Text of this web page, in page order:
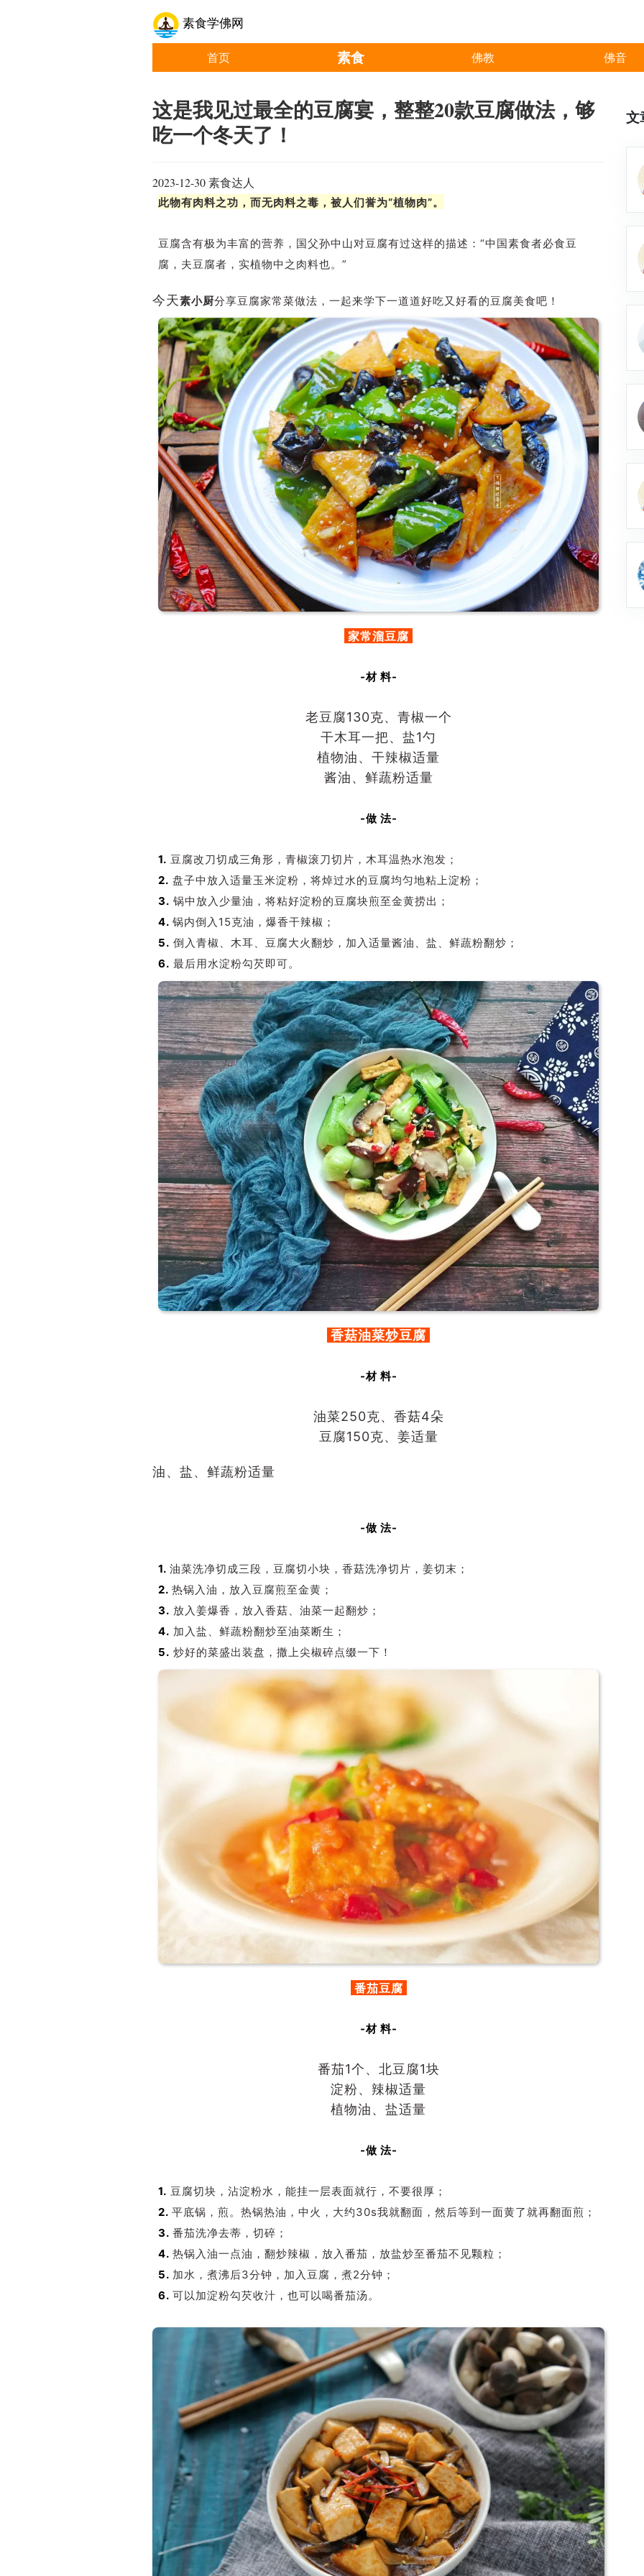
素食学佛网
首页 素食 佛教 佛音
这是我见过最全的豆腐宴，整整20款豆腐做法，够
吃一个冬天了！
2023-12-30素食达人
此物有肉料之功，而无肉料之毒，被人们誉为“植物肉”。
豆腐含有极为丰富的营养， 国父孙中山对豆腐有过这样的描述：“中国素食者必食豆
腐，夫豆腐者，实植物中之肉料也。”
今天素小厨分享豆腐家常菜做法，一起来学下一道道好吃又好看的豆腐美食吧！
家常溜豆腐
-材 料-
老豆腐130克、青椒一个
干木耳一把、盐1勺
植物油、干辣椒适量
酱油、鲜蔬粉适量
-做 法-
1. 豆腐改刀切成三角形，青椒滚刀切片，木耳温热水泡发；
2. 盘子中放入适量玉米淀粉，将焯过水的豆腐均匀地粘上淀粉；
3. 锅中放入少量油，将粘好淀粉的豆腐块煎至金黄捞出；
4. 锅内倒入15克油，爆香干辣椒；
5. 倒入青椒、木耳、豆腐大火翻炒，加入适量酱油、盐、鲜蔬粉翻炒；
6. 最后用水淀粉勾芡即可。
香菇油菜炒豆腐
-材 料-
油菜250克、香菇4朵
豆腐150克、姜适量
油、盐、鲜蔬粉适量
-做 法-
1. 油菜洗净切成三段，豆腐切小块，香菇洗净切片，姜切末；
2. 热锅入油，放入豆腐煎至金黄；
3. 放入姜爆香，放入香菇、油菜一起翻炒；
4. 加入盐、鲜蔬粉翻炒至油菜断生；
5. 炒好的菜盛出装盘，撒上尖椒碎点缀一下！
番茄豆腐
-材 料-
番茄1个、北豆腐1块
淀粉、辣椒适量
植物油、盐适量
-做 法-
1. 豆腐切块，沾淀粉水，能挂一层表面就行，不要很厚；
2. 平底锅，煎。热锅热油，中火，大约30s我就翻面，然后等到一面黄了就再翻面煎；
3. 番茄洗净去蒂，切碎；
4. 热锅入油一点油，翻炒辣椒，放入番茄，放盐炒至番茄不见颗粒；
5. 加水，煮沸后3分钟，加入豆腐，煮2分钟；
6. 可以加淀粉勾芡收汁，也可以喝番茄汤。
文